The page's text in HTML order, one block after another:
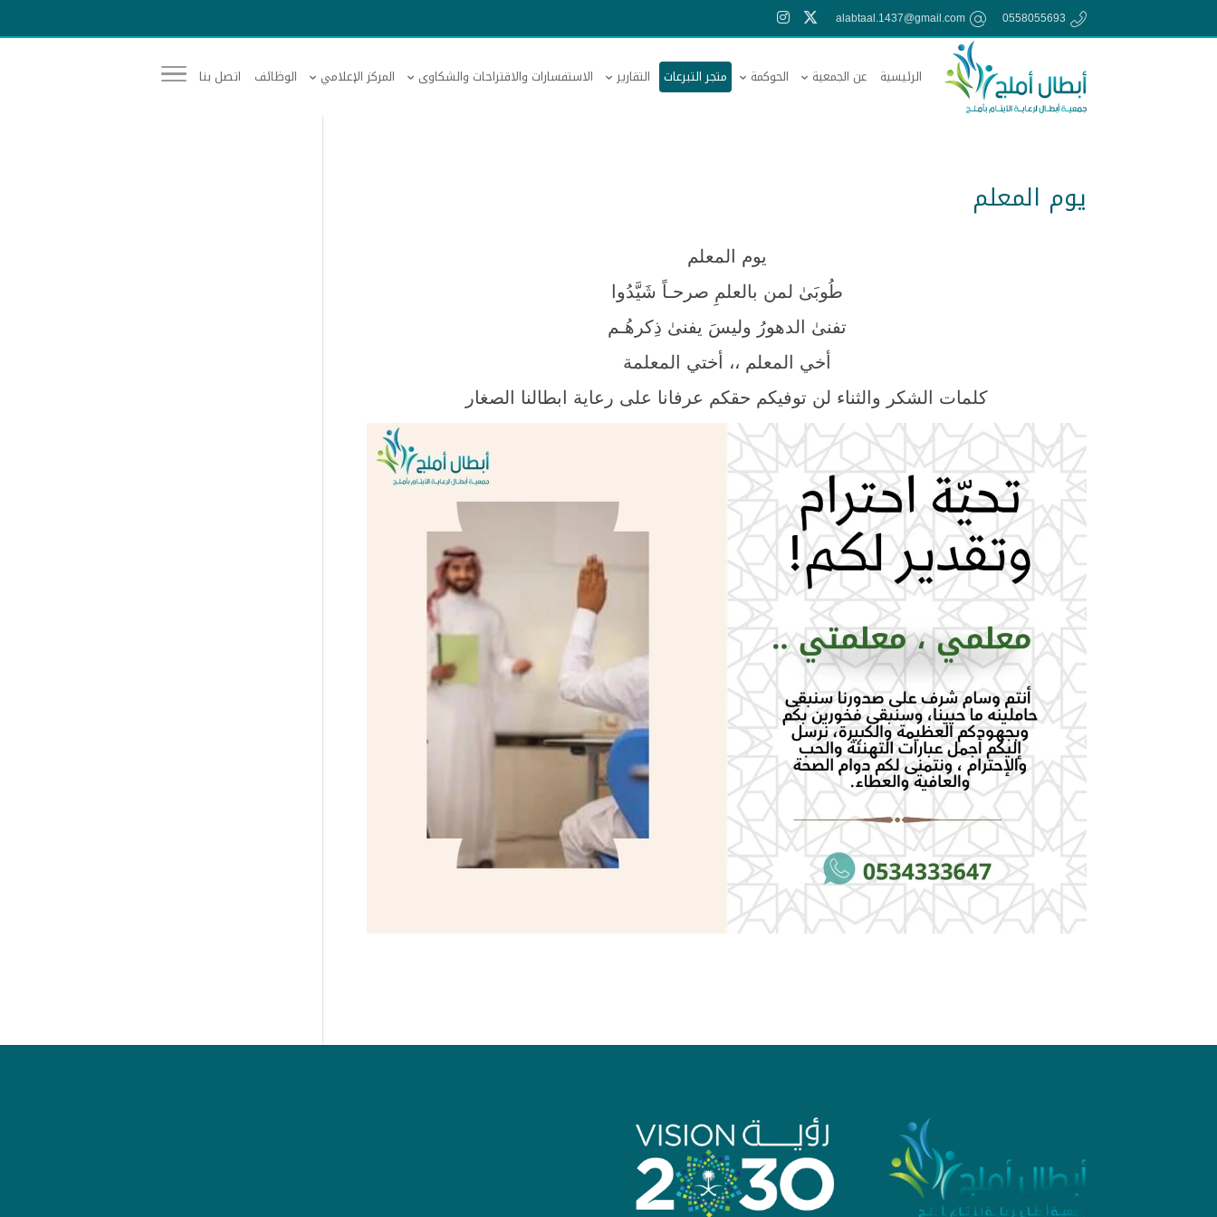
0558055693
alabtaal.1437@gmail.com
الرئيسية عن الجمعية الحوكمة متجر التبرعات التقارير الاستفسارات والاقتراحات والشكاوى المركز الإعلامي الوظائف اتصل بنا
يوم المعلم
يوم المعلم
طُوبَىٰ لمن بالعلمِ صرحـاً شَيَّدُوا
تفنىٰ الدهورُ وليسَ يفنىٰ ذِكرهُـم
أخي المعلم ،، أختي المعلمة
كلمات الشكر والثناء لن توفيكم حقكم عرفانا على رعاية ابطالنا الصغار